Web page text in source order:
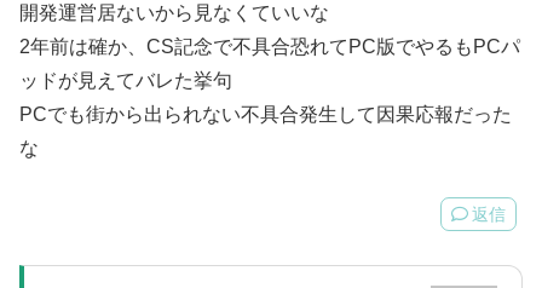
開発運営居ないから見なくていいな
2年前は確か、CS記念で不具合恐れてPC版でやるもPCパ
ッドが見えてバレた挙句
PCでも街から出られない不具合発生して因果応報だった
な
返信